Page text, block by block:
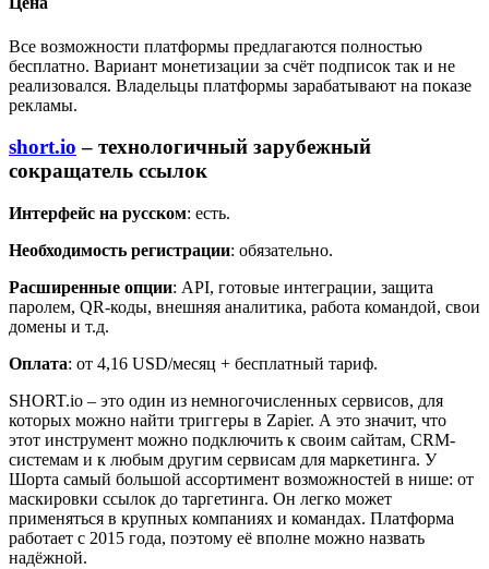
Все возможности платформы предлагаются полностью
бесплатно. Вариант монетизации за счёт подписок так и не
реализовался. Владельцы платформы зарабатывают на показе
рекламы.
short.io – технологичный зарубежный
сокращатель ссылок
Интерфейс на русском: есть.
Необходимость регистрации: обязательно.
Расширенные опции: API, готовые интеграции, защита
паролем, QR-коды, внешняя аналитика, работа командой, свои
домены и т.д.
Оплата: от 4,16 USD/месяц + бесплатный тариф.
SHORT.io – это один из немногочисленных сервисов, для
которых можно найти триггеры в Zapier. А это значит, что
этот инструмент можно подключить к своим сайтам, CRM-
системам и к любым другим сервисам для маркетинга. У
Шорта самый большой ассортимент возможностей в нише: от
маскировки ссылок до таргетинга. Он легко может
применяться в крупных компаниях и командах. Платформа
работает с 2015 года, поэтому её вполне можно назвать
надёжной.